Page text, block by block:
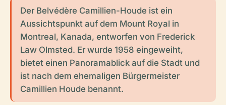
Der Belvédère Camillien-Houde ist ein
Aussichtspunkt auf dem Mount Royal in
Montreal, Kanada, entworfen von Frederick
Law Olmsted. Er wurde 1958 eingeweiht,
bietet einen Panoramablick auf die Stadt und
ist nach dem ehemaligen Bürgermeister
Camillien Houde benannt.